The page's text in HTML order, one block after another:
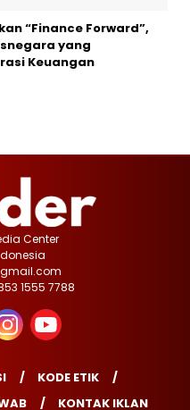
“Finance Forward”,
yang
Keuangan
Center
1555 7788
KODE ETIK
KONTAK IKLAN